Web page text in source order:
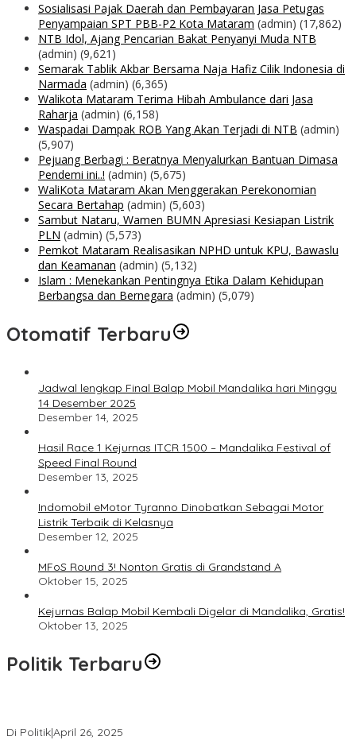
Sosialisasi Pajak Daerah dan Pembayaran Jasa Petugas
Penyampaian SPT PBB-P2 Kota Mataram (admin) (17,862)
NTB Idol, Ajang Pencarian Bakat Penyanyi Muda NTB
(admin) (9,621)
Semarak Tablik Akbar Bersama Naja Hafiz Cilik Indonesia di
Narmada (admin) (6,365)
Walikota Mataram Terima Hibah Ambulance dari Jasa
Raharja (admin) (6,158)
Waspadai Dampak ROB Yang Akan Terjadi di NTB (admin)
(5,907)
Pejuang Berbagi : Beratnya Menyalurkan Bantuan Dimasa
Pendemi ini..! (admin) (5,675)
WaliKota Mataram Akan Menggerakan Perekonomian
Secara Bertahap (admin) (5,603)
Sambut Nataru, Wamen BUMN Apresiasi Kesiapan Listrik
PLN (admin) (5,573)
Pemkot Mataram Realisasikan NPHD untuk KPU, Bawaslu
dan Keamanan (admin) (5,132)
Islam : Menekankan Pentingnya Etika Dalam Kehidupan
Berbangsa dan Bernegara (admin) (5,079)
Otomatif Terbaru
Jadwal lengkap Final Balap Mobil Mandalika hari Minggu
14 Desember 2025
Desember 14, 2025
Hasil Race 1 Kejurnas ITCR 1500 – Mandalika Festival of
Speed Final Round
Desember 13, 2025
Indomobil eMotor Tyranno Dinobatkan Sebagai Motor
Listrik Terbaik di Kelasnya
Desember 12, 2025
MFoS Round 3! Nonton Gratis di Grandstand A
Oktober 15, 2025
Kejurnas Balap Mobil Kembali Digelar di Mandalika, Gratis!
Oktober 13, 2025
Politik Terbaru
Di Politik|April 26, 2025